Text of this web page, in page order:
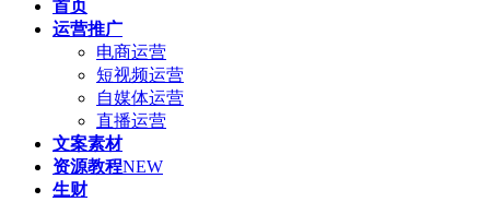
首页
运营推广
电商运营
短视频运营
自媒体运营
直播运营
文案素材
资源教程NEW
生财